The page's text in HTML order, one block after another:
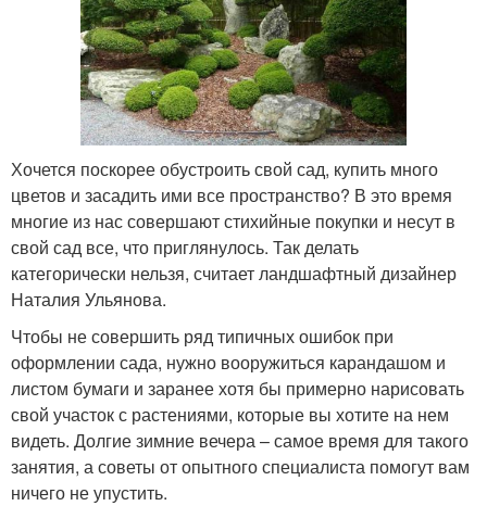
Хочется поскорее обустроить свой сад, купить много
цветов и засадить ими все пространство? В это время
многие из нас совершают стихийные покупки и несут в
свой сад все, что приглянулось. Так делать
категорически нельзя, считает ландшафтный дизайнер
Наталия Ульянова.
Чтобы не совершить ряд типичных ошибок при
оформлении сада, нужно вооружиться карандашом и
листом бумаги и заранее хотя бы примерно нарисовать
свой участок с растениями, которые вы хотите на нем
видеть. Долгие зимние вечера – самое время для такого
занятия, а советы от опытного специалиста помогут вам
ничего не упустить.